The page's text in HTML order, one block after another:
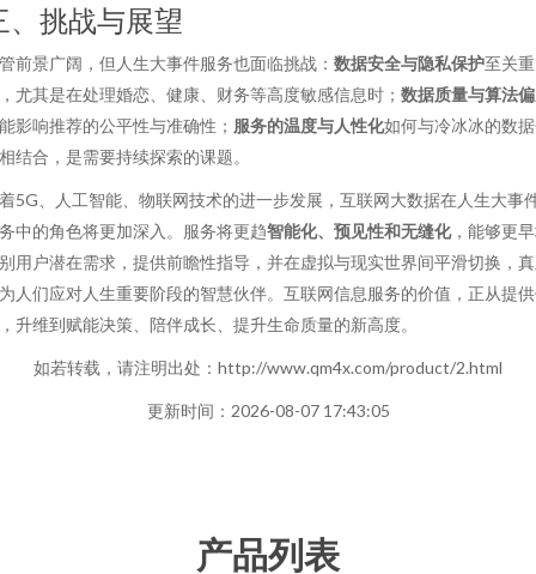
、挑战与展望
前景广阔，但人生大事件服务也面临挑战： 数据安全与隐私保护至关重
尤其是在处理婚恋、健康、财务等高度敏感信息时； 数据质量与算法
影响推荐的公平性与准确性； 服务的温度与人性化如何与冷冰冰的数
结合，是需要持续探索的课题。
5G、人工智能、物联网技术的进一步发展，互联网大数据在人生大事
中的角色将更加深入。服务将更趋智能化、预见性和无缝化，能够更
用户潜在需求，提供前瞻性指导，并在虚拟与现实世界间平滑切换，
人们应对人生重要阶段的智慧伙伴。互联网信息服务的价值，正从提
升维到赋能决策、陪伴成长、提升生命质量的新高度。
如若转载，请注明出处：http://www.qm4x.com/product/2.html
更新时间：2026-08-07 17:43:05
产品列表